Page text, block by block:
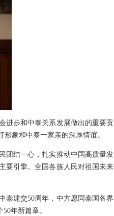
进步和中泰关系发展做出的重要贡
象和中泰一家亲的深厚情谊。
团结一心，扎实推动中国高质量发
要引擎。全国各族人民对祖国未来
泰建交50周年，中方愿同泰国各界
年新篇章。